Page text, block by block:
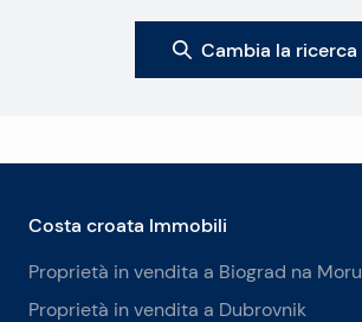
Cambia la ricerca
Costa croata Immobili
Proprietà in vendita a Biograd na Moru
Proprietà in vendita a Dubrovnik